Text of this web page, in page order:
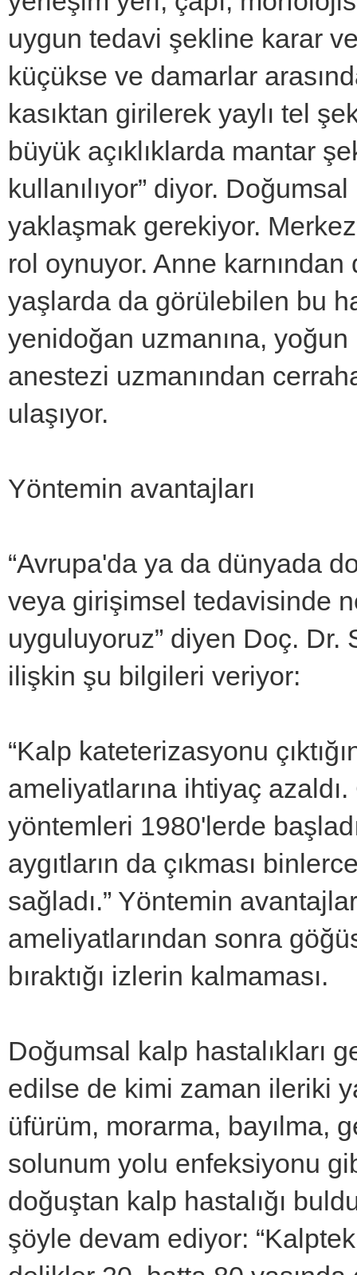
uygun tedavi şekline karar
küçükse ve damarlar
kasıktan girilerek yaylı tel
büyük açıklıklarda mantar
kullanılıyor” diyor.
yaklaşmak gerekiyor.
rol oynuyor. Anne
yaşlarda da görülebilen bu
yenidoğan uzmanına,
anestezi uzmanından
ulaşıyor.
Yöntemin avantajları
“Avrupa'da ya da dünyada
veya girişimsel tedavisinde
uyguluyoruz” diyen Doç. Dr.
ilişkin şu bilgileri veriyor:
“Kalp kateterizasyonu
ameliyatlarına ihtiyaç
yöntemleri 1980'lerde
aygıtların da çıkması
sağladı.” Yöntemin
ameliyatlarından sonra
bıraktığı izlerin kalmaması.
Doğumsal kalp hastalıkları
edilse de kimi zaman ileriki
üfürüm, morarma, bayılma,
solunum yolu enfeksiyonu
doğuştan kalp hastalığı
şöyle devam ediyor: